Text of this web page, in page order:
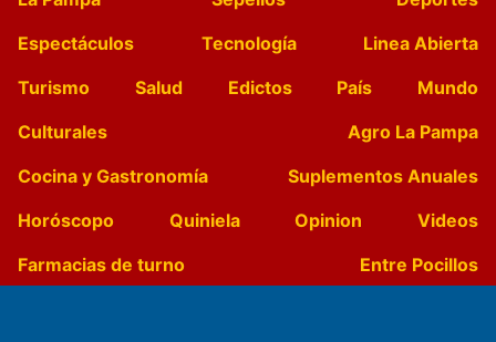
Espectáculos
Tecnología
Linea Abierta
Turismo
Salud Edictos País
Mundo
Culturales
Agro La Pampa
Cocina y Gastronomía
Suplementos Anuales
Horóscopo
Quiniela Opinion
Videos
Farmacias de turno
Entre Pocillos